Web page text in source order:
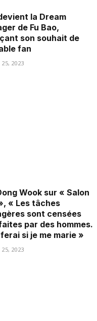
la Dream
de Fu Bao,
son souhait de
fan
25, 2023
Wook sur « Salon
« Les tâches
sont censées
par des hommes.
si je me marie »
25, 2023